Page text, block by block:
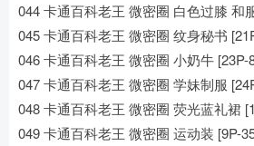
044 卡通百科老王 微密圈 白色过膝 和
045 卡通百科老王 微密圈 纹身秘书
046 卡通百科老王 微密圈 小奶牛 [23P-
047 卡通百科老王 微密圈 学妹制服
048 卡通百科老王 微密圈 荧光蓝礼裙
049 卡通百科老王 微密圈 运动装 [9P-